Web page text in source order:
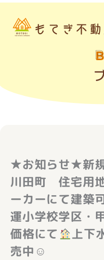
内
★お知らせ★新
川田町 住宅用
ーカーにて建築
運小学校学区・
価格にて
上下
売中☺